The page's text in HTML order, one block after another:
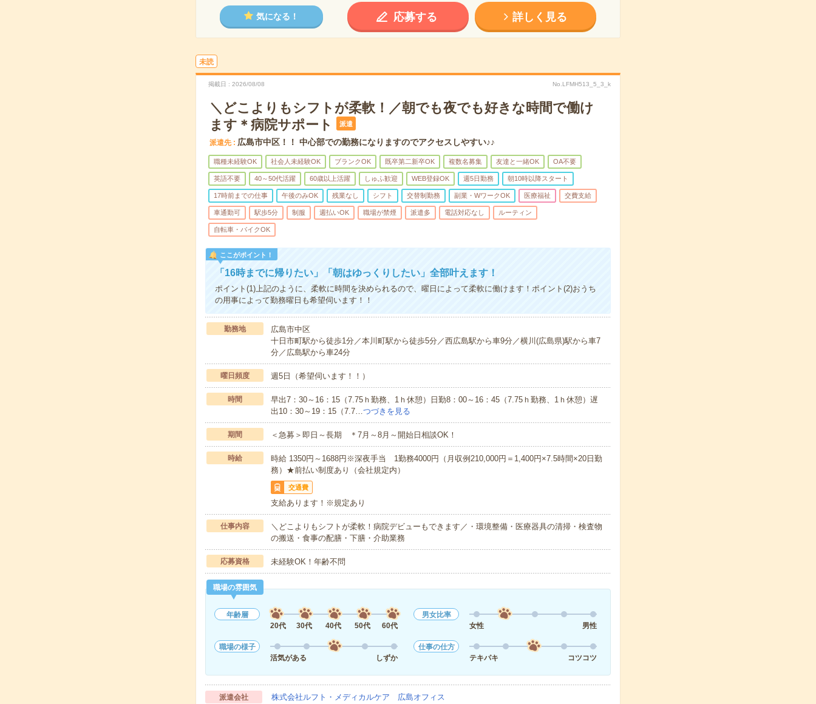
気になる！ 応募する 詳しく見る
未読
掲載日 2026/08/08 No.LFMH513_5_3_k
＼どこよりもシフトが柔軟！／朝でも夜でも好きな時間で働け
ます＊病院サポート
派遣
派遣先 広島市中区！！ 中心部での勤務になりますのでアクセスしやすい♪♪
職種未経験OK 社会人未経験OK ブランクOK 既卒第二新卒OK 複数名募集 友達と一緒OK OA不要
英語不要 40～50代活躍 60歳以上活躍 しゅふ歓迎 WEB登録OK 週5日勤務 朝10時以降スタート
17時前までの仕事 午後のみOK 残業なし シフト 交替制勤務 副業・WワークOK 医療福祉 交費支給
車通勤可 駅歩5分 制服 週払いOK 職場が禁煙 派遣多 電話対応なし ルーティン
自転車・バイクOK
ここがポイント！
「16時までに帰りたい」「朝はゆっくりしたい」全部叶えます！
ポイント(1)上記のように、柔軟に時間を決められるので、曜日によって柔軟に働けます！ポイント(2)おうち
の用事によって勤務曜日も希望伺います！！
勤務地
広島市中区
十日市町駅から徒歩1分／本川町駅から徒歩5分／西広島駅から車9分／横川(広島県)駅から車7
分／広島駅から車24分
曜日頻度 週5日（希望伺います！！）
時間
早出7：30～16：15（7.75ｈ勤務、1ｈ休憩）日勤8：00～16：45（7.75ｈ勤務、1ｈ休憩）遅
出10：30～19：15（7.7…つづきを見る
期間 ＜急募＞即日～長期 ＊7月～8月～開始日相談OK！
時給
時給 1350円～1688円※深夜手当 1勤務4000円（月収例210,000円＝1,400円×7.5時間×20日勤
務）★前払い制度あり（会社規定内）
交通費
支給あります！※規定あり
仕事内容
＼どこよりもシフトが柔軟！病院デビューもできます／・環境整備・医療器具の清掃・検査物
の搬送・食事の配膳・下膳・介助業務
応募資格 未経験OK！年齢不問
職場の雰囲気
年齢層
20代
30代 40代 50代 60代
男女比率
女性
男性
職場の様子
活気がある
しずか
仕事の仕方
テキパキ
コツコツ
派遣会社 株式会社ルフト・メディカルケア 広島オフィス